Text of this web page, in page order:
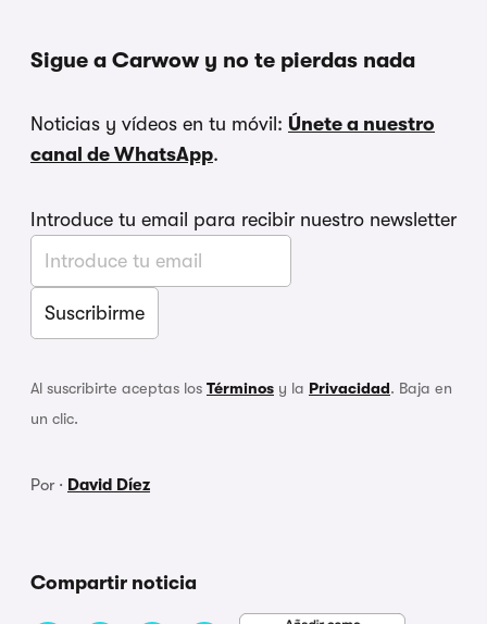
Sigue a Carwow y no te pierdas nada
Noticias y vídeos en tu móvil: Únete a nuestro
canal de WhatsApp.
Introduce tu email para recibir nuestro newsletter
Al suscribirte aceptas los Términos y la Privacidad. Baja en
un clic.
Por · David Díez
Compartir noticia